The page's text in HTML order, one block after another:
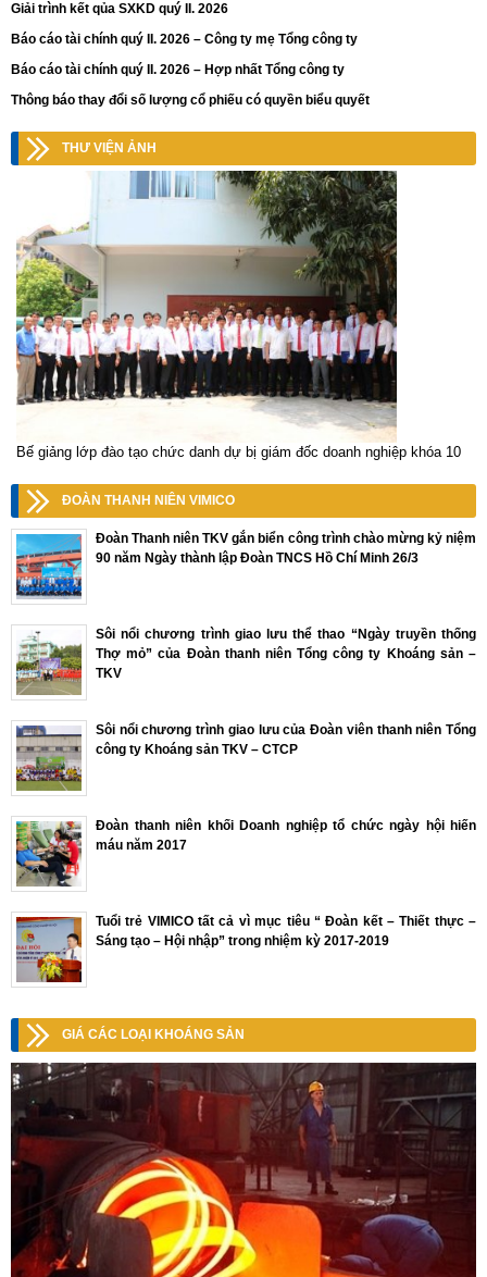
Giải trình kết qủa SXKD quý II. 2026
Báo cáo tài chính quý II. 2026 – Công ty mẹ Tổng công ty
Báo cáo tài chính quý II. 2026 – Hợp nhất Tổng công ty
Thông báo thay đổi số lượng cổ phiếu có quyền biểu quyết
THƯ VIỆN ẢNH
Bế giảng lớp đào tạo chức danh dự bị giám đốc doanh nghiệp khóa 10
ĐOÀN THANH NIÊN VIMICO
Đoàn Thanh niên TKV gắn biển công trình chào mừng kỷ niệm
90 năm Ngày thành lập Đoàn TNCS Hồ Chí Minh 26/3
Sôi nổi chương trình giao lưu thể thao “Ngày truyền thống
Thợ mỏ” của Đoàn thanh niên Tổng công ty Khoáng sản –
TKV
Sôi nổi chương trình giao lưu của Đoàn viên thanh niên Tổng
công ty Khoáng sản TKV – CTCP
Đoàn thanh niên khối Doanh nghiệp tổ chức ngày hội hiến
máu năm 2017
Tuổi trẻ VIMICO tất cả vì mục tiêu “ Đoàn kết – Thiết thực –
Sáng tạo – Hội nhập” trong nhiệm kỳ 2017-2019
GIÁ CÁC LOẠI KHOÁNG SẢN